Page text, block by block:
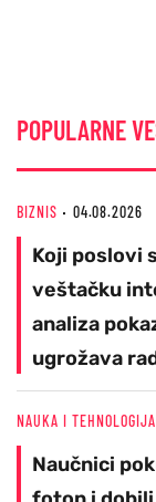
POPULARNE
BIZNIS 04.08.2026
Koji poslovi
veštačku
analiza
ugrožava
NAUKA I TEHNOLOGIJA
Naučnici